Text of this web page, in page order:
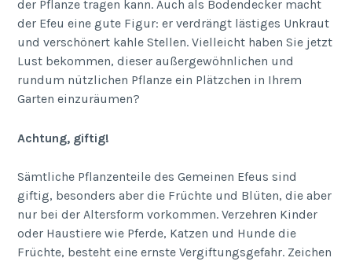
der Pflanze tragen kann. Auch als Bodendecker macht
der Efeu eine gute Figur: er verdrängt lästiges Unkraut
und verschönert kahle Stellen. Vielleicht haben Sie jetzt
Lust bekommen, dieser außergewöhnlichen und
rundum nützlichen Pflanze ein Plätzchen in Ihrem
Garten einzuräumen?
Achtung, giftig!
Sämtliche Pflanzenteile des Gemeinen Efeus sind
giftig, besonders aber die Früchte und Blüten, die aber
nur bei der Altersform vorkommen. Verzehren Kinder
oder Haustiere wie Pferde, Katzen und Hunde die
Früchte, besteht eine ernste Vergiftungsgefahr. Zeichen